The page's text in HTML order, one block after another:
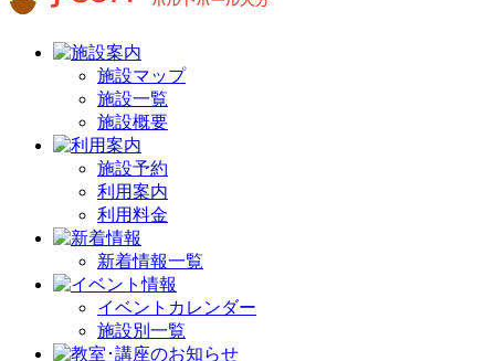
施設マップ
施設一覧
施設概要
施設予約
利用案内
利用料金
新着情報一覧
イベントカレンダー
施設別一覧